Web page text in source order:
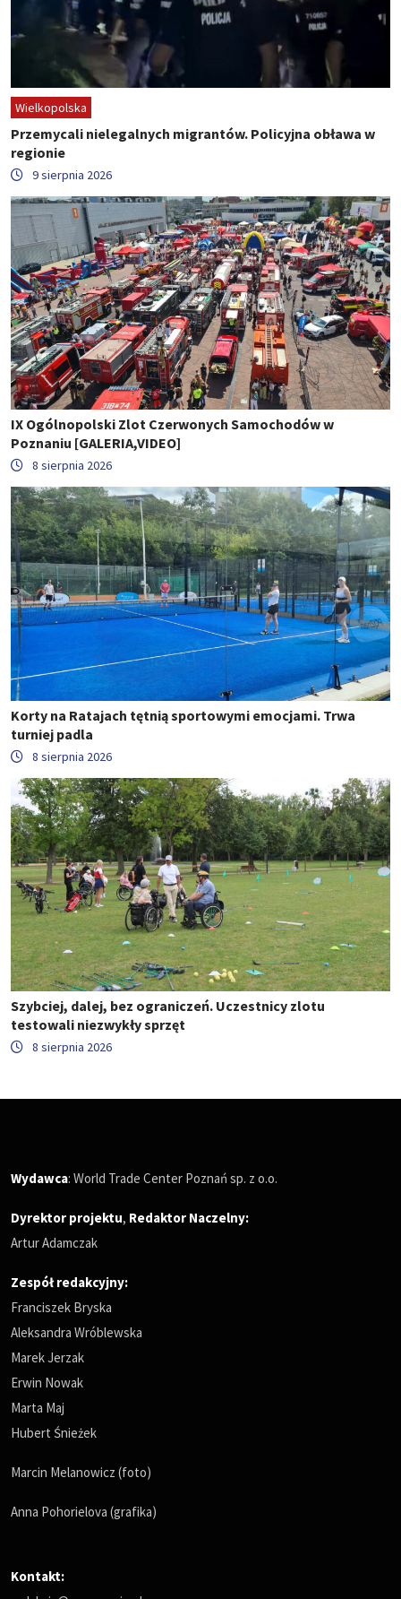
Wielkopolska
Przemycali nielegalnych migrantów. Policyjna obława w
regionie
9 sierpnia 2026
IX Ogólnopolski Zlot Czerwonych Samochodów w
Poznaniu [GALERIA,VIDEO]
8 sierpnia 2026
Korty na Ratajach tętnią sportowymi emocjami. Trwa
turniej padla
8 sierpnia 2026
Szybciej, dalej, bez ograniczeń. Uczestnicy zlotu
testowali niezwykły sprzęt
8 sierpnia 2026
Wydawca: World Trade Center Poznań sp. z o.o.
Dyrektor projektu, Redaktor Naczelny:
Artur Adamczak
Zespół redakcyjny:
Franciszek Bryska
Aleksandra Wróblewska
Marek Jerzak
Erwin Nowak
Marta Maj
Hubert Śnieżek
Marcin Melanowicz (foto)
Anna Pohorielova (grafika)
Kontakt: